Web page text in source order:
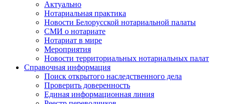
Актуально
Нотариальная практика
Новости Белорусской нотариальной палаты
СМИ о нотариате
Нотариат в мире
Мероприятия
Новости территориальных нотариальных палат
Справочная информация
Поиск открытого наследственного дела
Проверить доверенность
Единая информационная линия